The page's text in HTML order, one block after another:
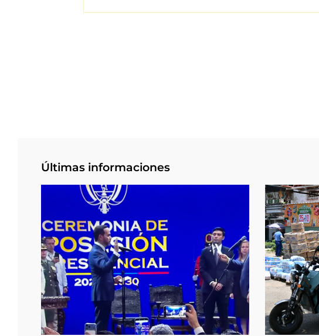
Últimas informaciones